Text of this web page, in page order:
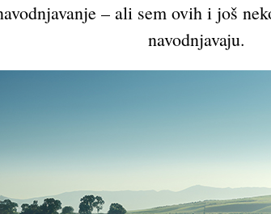
– ali sem ovih i još
navodnjavaju.